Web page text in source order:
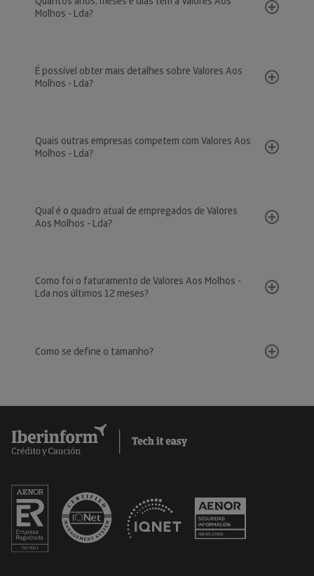
Molhos - Lda?
É possível obter mais detalhes sobre Valores Aos
Molhos - Lda?
Quais outras empresas competem com Valores Aos
Molhos - Lda?
Qual é o quadro atual de empregados de Valores
Aos Molhos - Lda?
Como foi o faturamento de Valores Aos Molhos -
Lda nos últimos 12 meses?
Como se define o tamanho?